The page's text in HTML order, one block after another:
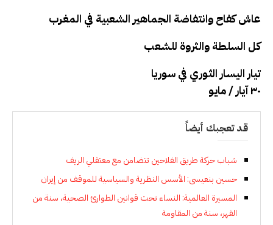
عاش كفاح وانتفاضة الجماهير الشعبية في المغرب
كل السلطة والثروة للشعب
تيار اليسار الثوري في سوريا
٣٠ آيار / مايو
قد تعجبك أيضاً
شباب حركة طريق الفلاحين تتضامن مع معتقلي الريف
حسين بنعيسى: الأسس النظرية والسياسية للموقف من إيران
المسيرة العالمية: النساء تحت قوانين الطوارئ الصحية، سنة من
القهر، سنة من المقاومة